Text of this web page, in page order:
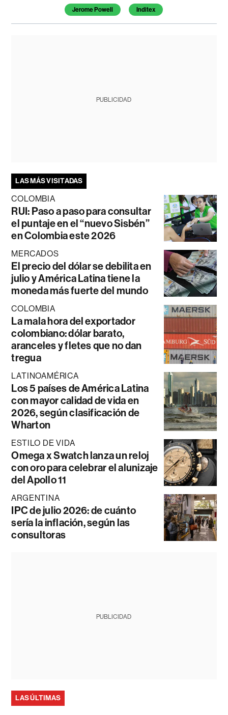
Jerome Powell Inditex
PUBLICIDAD
LAS MÁS VISITADAS
COLOMBIA
RUI: Paso a paso para consultar
el puntaje en el “nuevo Sisbén”
en Colombia este 2026
MERCADOS
El precio del dólar se debilita en
julio y América Latina tiene la
moneda más fuerte del mundo
COLOMBIA
La mala hora del exportador
colombiano: dólar barato,
aranceles y fletes que no dan
tregua
LATINOAMÉRICA
Los 5 países de América Latina
con mayor calidad de vida en
2026, según clasificación de
Wharton
ESTILO DE VIDA
Omega x Swatch lanza un reloj
con oro para celebrar el alunizaje
del Apollo 11
ARGENTINA
IPC de julio 2026: de cuánto
sería la inflación, según las
consultoras
PUBLICIDAD
LAS ÚLTIMAS